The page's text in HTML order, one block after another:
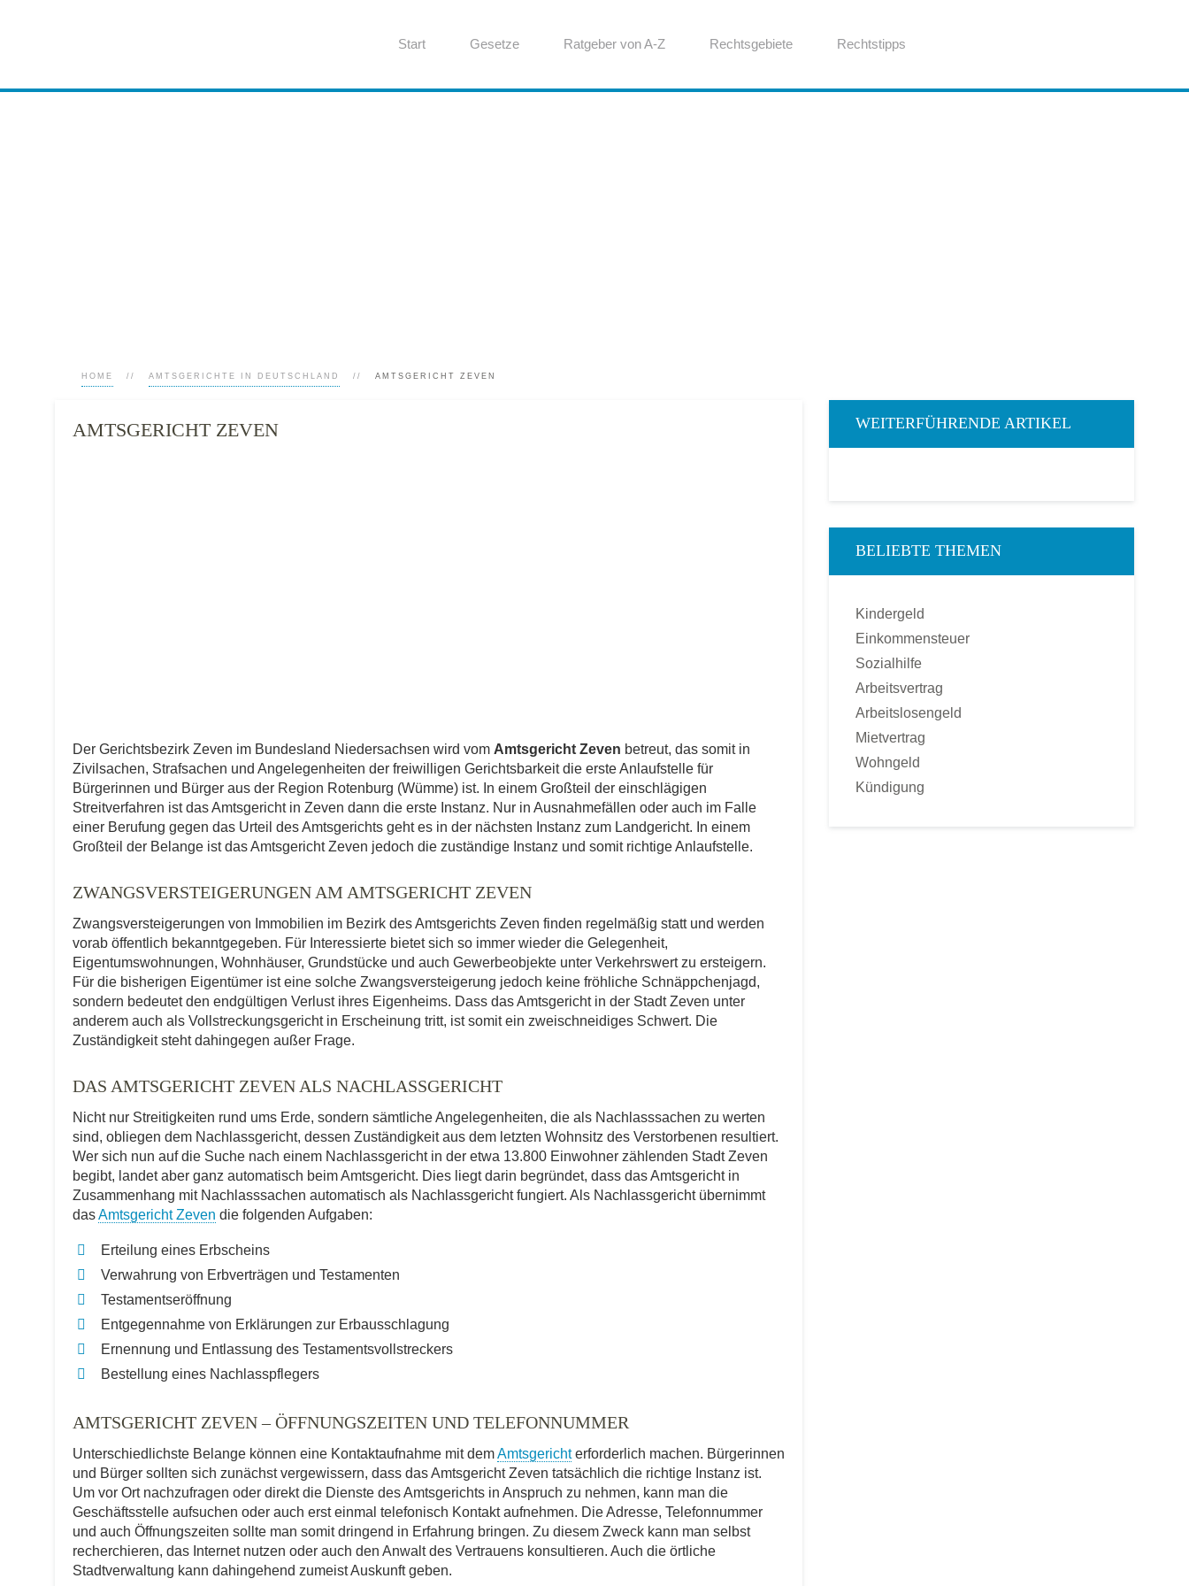
Start Gesetze Ratgeber von A-Z Rechtsgebiete Rechtstipps
HOME AMTSGERICHTE IN DEUTSCHLAND AMTSGERICHT ZEVEN
AMTSGERICHT ZEVEN
Der Gerichtsbezirk Zeven im Bundesland Niedersachsen wird vom Amtsgericht Zeven betreut, das somit in
Zivilsachen, Strafsachen und Angelegenheiten der freiwilligen Gerichtsbarkeit die erste Anlaufstelle für
Bürgerinnen und Bürger aus der Region Rotenburg (Wümme) ist. In einem Großteil der einschlägigen
Streitverfahren ist das Amtsgericht in Zeven dann die erste Instanz. Nur in Ausnahmefällen oder auch im Falle
einer Berufung gegen das Urteil des Amtsgerichts geht es in der nächsten Instanz zum Landgericht. In einem
Großteil der Belange ist das Amtsgericht Zeven jedoch die zuständige Instanz und somit richtige Anlaufstelle.
ZWANGSVERSTEIGERUNGEN AM AMTSGERICHT ZEVEN
Zwangsversteigerungen von Immobilien im Bezirk des Amtsgerichts Zeven finden regelmäßig statt und werden
vorab öffentlich bekanntgegeben. Für Interessierte bietet sich so immer wieder die Gelegenheit,
Eigentumswohnungen, Wohnhäuser, Grundstücke und auch Gewerbeobjekte unter Verkehrswert zu ersteigern.
Für die bisherigen Eigentümer ist eine solche Zwangsversteigerung jedoch keine fröhliche Schnäppchenjagd,
sondern bedeutet den endgültigen Verlust ihres Eigenheims. Dass das Amtsgericht in der Stadt Zeven unter
anderem auch als Vollstreckungsgericht in Erscheinung tritt, ist somit ein zweischneidiges Schwert. Die
Zuständigkeit steht dahingegen außer Frage.
DAS AMTSGERICHT ZEVEN ALS NACHLASSGERICHT
Nicht nur Streitigkeiten rund ums Erde, sondern sämtliche Angelegenheiten, die als Nachlasssachen zu werten
sind, obliegen dem Nachlassgericht, dessen Zuständigkeit aus dem letzten Wohnsitz des Verstorbenen resultiert.
Wer sich nun auf die Suche nach einem Nachlassgericht in der etwa 13.800 Einwohner zählenden Stadt Zeven
begibt, landet aber ganz automatisch beim Amtsgericht. Dies liegt darin begründet, dass das Amtsgericht in
Zusammenhang mit Nachlasssachen automatisch als Nachlassgericht fungiert. Als Nachlassgericht übernimmt
dasAmtsgericht Zeven die folgenden Aufgaben:
Erteilung eines Erbscheins
Verwahrung von Erbverträgen und Testamenten
Testamentseröffnung
Entgegennahme von Erklärungen zur Erbausschlagung
Ernennung und Entlassung des Testamentsvollstreckers
Bestellung eines Nachlasspflegers
AMTSGERICHT ZEVEN – ÖFFNUNGSZEITEN UND TELEFONNUMMER
Unterschiedlichste Belange können eine Kontaktaufnahme mit demAmtsgerichterforderlich machen. Bürgerinnen
und Bürger sollten sich zunächst vergewissern, dass das Amtsgericht Zeven tatsächlich die richtige Instanz ist.
Um vor Ort nachzufragen oder direkt die Dienste des Amtsgerichts in Anspruch zu nehmen, kann man die
Geschäftsstelle aufsuchen oder auch erst einmal telefonisch Kontakt aufnehmen. Die Adresse, Telefonnummer
und auch Öffnungszeiten sollte man somit dringend in Erfahrung bringen. Zu diesem Zweck kann man selbst
recherchieren, das Internet nutzen oder auch den Anwalt des Vertrauens konsultieren. Auch die örtliche
Stadtverwaltung kann dahingehend zumeist Auskunft geben.
WEITERFÜHRENDE ARTIKEL
BELIEBTE THEMEN
Kindergeld
Einkommensteuer
Sozialhilfe
Arbeitsvertrag
Arbeitslosengeld
Mietvertrag
Wohngeld
Kündigung